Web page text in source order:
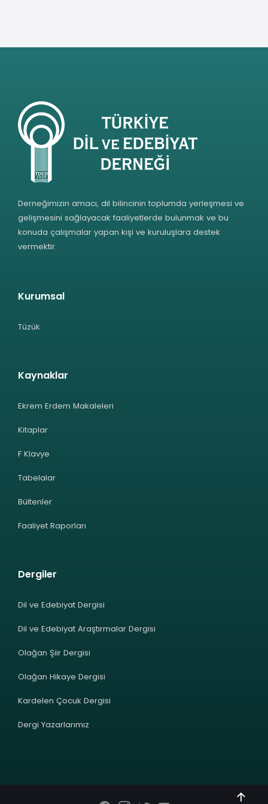
Derneğimizin amacı, dil bilincinin toplumda yerleşmesi ve
gelişmesini sağlayacak faaliyetlerde bulunmak ve bu
konuda çalışmalar yapan kişi ve kuruluşlara destek
vermektir.
Kurumsal
Tüzük
Kaynaklar
Ekrem Erdem Makaleleri
Kitaplar
F Klavye
Tabelalar
Bültenler
Faaliyet Raporları
Dergiler
Dil ve Edebiyat Dergisi
Dil ve Edebiyat Araştırmalar Dergisi
Olağan Şiir Dergisi
Olağan Hikaye Dergisi
Kardelen Çocuk Dergisi
Dergi Yazarlarımız